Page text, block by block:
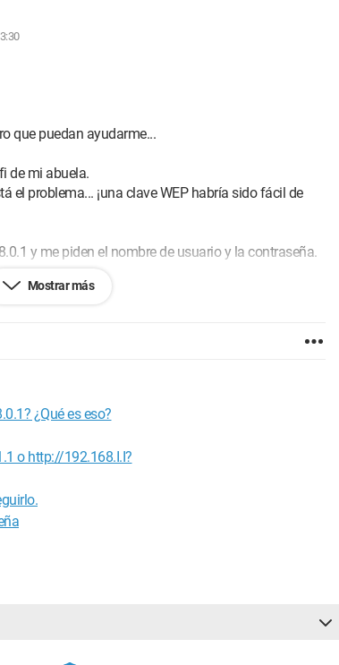
que puedan ayudarme...
de mi abuela.
el problema... ¡una clave WEP habría sido fácil de
y me piden el nombre de usuario y la contraseña.
108 Mbit/s WG111T
Mostrar más
¿Qué es eso?
o http://192.168.I.I?